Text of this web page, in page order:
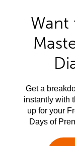
Want
Get a
instantly with
up for your
Days of